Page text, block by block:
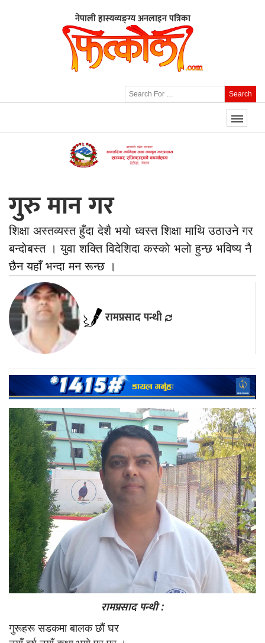
नेपाली हास्यव्यङ्ग्य अनलाइन पत्रिका
Search
गुरु मान गर
शिक्षा अस्तव्यस्त हुँदा देशै भयाे ध्वस्त शिक्षा माथि उठाउने गर
बन्दाेबस्त । युवा शक्ति विदेशिदा कस्काे भलाे हुन्छ भविष्य नै
छैन यहाँ भन्दा मन रून्छ ।
रामप्रसाद पन्थी
रामप्रसाद पन्थी :
गुरूहरू सडकमा बालक छाैं घर